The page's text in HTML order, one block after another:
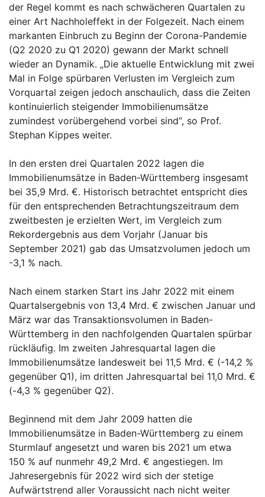
der Regel kommt es nach schwächeren Quartalen zu
einer Art Nachholeffekt in der Folgezeit. Nach einem
markanten Einbruch zu Beginn der Corona-Pandemie
(Q2 2020 zu Q1 2020) gewann der Markt schnell
wieder an Dynamik. „Die aktuelle Entwicklung mit zwei
Mal in Folge spürbaren Verlusten im Vergleich zum
Vorquartal zeigen jedoch anschaulich, dass die Zeiten
kontinuierlich steigender Immobilienumsätze
zumindest vorübergehend vorbei sind“, so Prof.
Stephan Kippes weiter.
In den ersten drei Quartalen 2022 lagen die
Immobilienumsätze in Baden-Württemberg insgesamt
bei 35,9 Mrd. €. Historisch betrachtet entspricht dies
für den entsprechenden Betrachtungszeitraum dem
zweitbesten je erzielten Wert, im Vergleich zum
Rekordergebnis aus dem Vorjahr (Januar bis
September 2021) gab das Umsatzvolumen jedoch um
-3,1 % nach.
Nach einem starken Start ins Jahr 2022 mit einem
Quartalsergebnis von 13,4 Mrd. € zwischen Januar und
März war das Transaktionsvolumen in Baden-
Württemberg in den nachfolgenden Quartalen spürbar
rückläufig. Im zweiten Jahresquartal lagen die
Immobilienumsätze landesweit bei 11,5 Mrd. € (-14,2 %
gegenüber Q1), im dritten Jahresquartal bei 11,0 Mrd. €
(-4,3 % gegenüber Q2).
Beginnend mit dem Jahr 2009 hatten die
Immobilienumsätze in Baden-Württemberg zu einem
Sturmlauf angesetzt und waren bis 2021 um etwa
150 % auf nunmehr 49,2 Mrd. € angestiegen. Im
Jahresergebnis für 2022 wird sich der stetige
Aufwärtstrend aller Voraussicht nach nicht weiter